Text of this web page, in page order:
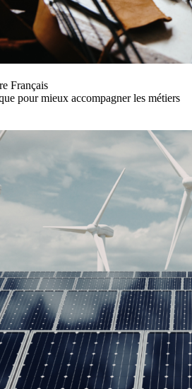
Français
pour mieux accompagner les métiers